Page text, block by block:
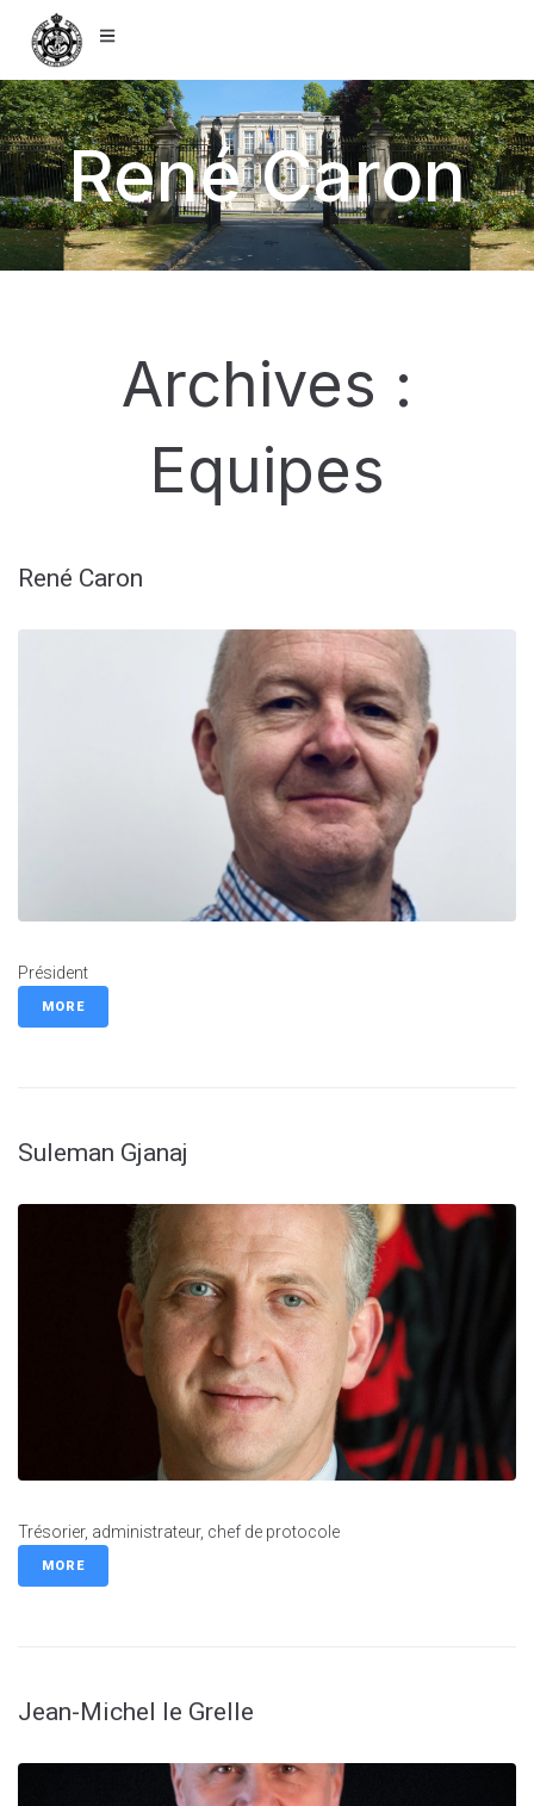
René Caron
Archives :
Equipes
René Caron
Président
MORE
Suleman Gjanaj
Trésorier, administrateur, chef de protocole
MORE
Jean-Michel le Grelle